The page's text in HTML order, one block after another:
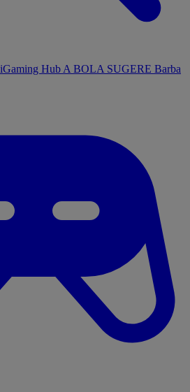
iGaming Hub A BOLA SUGERE Barba